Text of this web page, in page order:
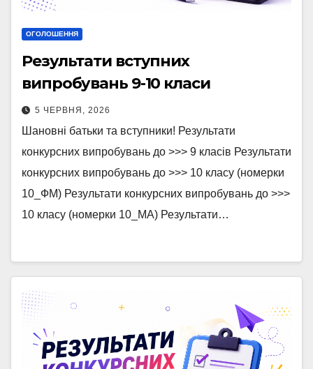
ОГОЛОШЕННЯ
Результати вступних
випробувань 9-10 класи
5 ЧЕРВНЯ, 2026
Шановні батьки та вступники! Результати
конкурсних випробувань до >>> 9 класів Результати
конкурсних випробувань до >>> 10 класу (номерки
10_ФМ) Результати конкурсних випробувань до >>>
10 класу (номерки 10_МА) Результати…